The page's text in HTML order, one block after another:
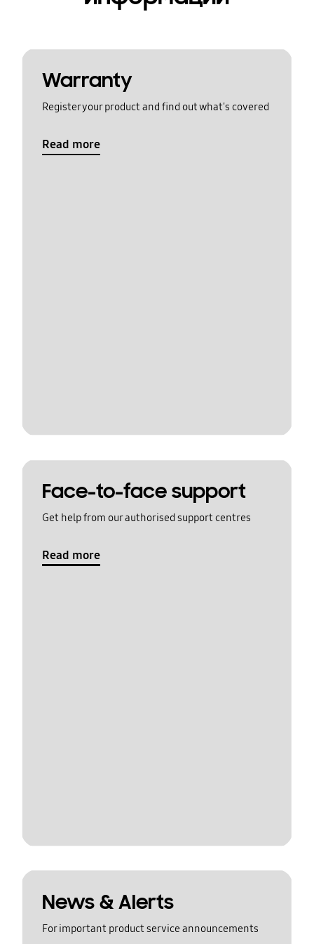
Warranty
Register your product and find out what's covered
Read more
Face-to-face support
Get help from our authorised support centres
Read more
News & Alerts
For important product service announcements